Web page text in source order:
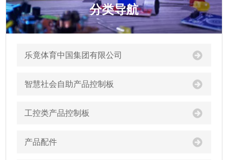
分类导航
乐竟体育中国集团有限公司
智慧社会自助产品控制板
工控类产品控制板
产品配件